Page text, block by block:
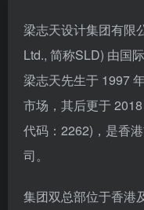
梁志天设计集团有限
Ltd., 简称SLD) 由国
梁志天先生于 1997
市场，其后更于
代码：2262)，是香
司。
集团双总部位于香港